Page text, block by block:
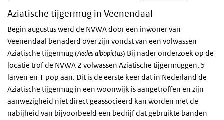
Aziatische tijgermug in Veenendaal
Begin augustus werd de NVWA door een inwoner van
Veenendaal benaderd over zijn vondst van een volwassen
Aziatische tijgermug (Aedes albopictus) Bij nader onderzoek op de
locatie trof de NVWA 2 volwassen Aziatische tijgermuggen, 5
larven en 1 pop aan. Dit is de eerste keer dat in Nederland de
Aziatische tijgermug in een woonwijk is aangetroffen en zijn
aanwezigheid niet direct geassocieerd kan worden met de
nabijheid van bijvoorbeeld een bedrijf dat gebruikte banden